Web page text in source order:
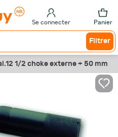
Se connecter Panier
Filtrer
1/2 choke externe + 50 mm